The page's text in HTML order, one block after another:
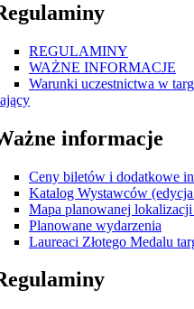
REGULAMINY
WAŻNE INFORMACJE
Warunki uczestnictwa w
informacje
Ceny biletów i dodatkowe
Katalog Wystawców
Mapa planowanej
Planowane wydarzenia
Laureaci Złotego Medalu